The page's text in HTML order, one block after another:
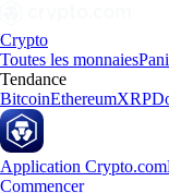
Crypto
Toutes les monnaies
Tendance
BitcoinEthereumXRP
Application Crypto.com
Commencer